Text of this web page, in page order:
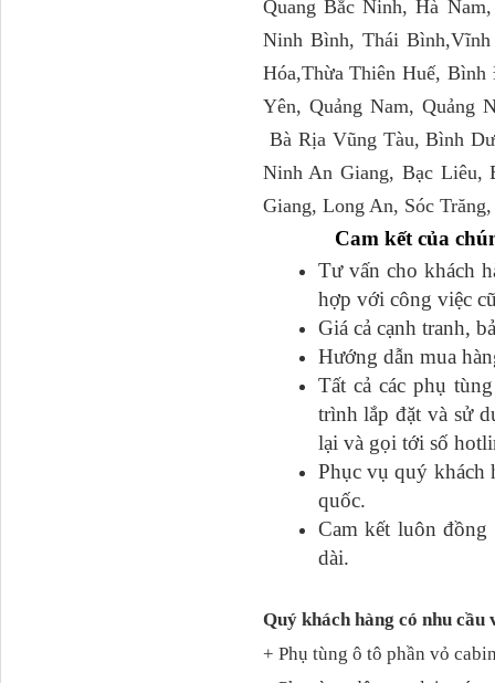
Quang Bắc Ninh, Hà
Ninh Bình, Thái Bình,Vĩnh
Hóa,Thừa Thiên Huế,
Yên, Quảng Nam,
Bà Rịa Vũng Tàu, Bình
Ninh An Giang, Bạc Liêu,
Giang, Long An, Sóc
Cam kết của
Tư vấn cho khách
hợp với công việc
Giá cả cạnh tranh,
Hướng dẫn mua
Tất cả các phụ
trình lắp đặt và sử
lại và gọi tới số
Phục vụ quý khách
quốc.
Cam kết luôn
dài.
Quý khách hàng có nhu cầu
+ Phụ tùng ô tô phần vỏ